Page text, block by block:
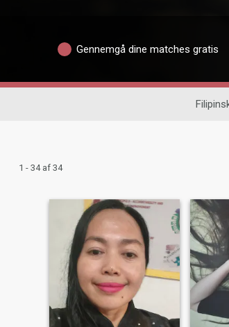
Gennemgå dine matches gratis
1 - 34 af 34